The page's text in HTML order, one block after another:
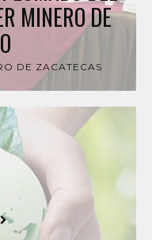
MINERO DE
DE ZACATECAS